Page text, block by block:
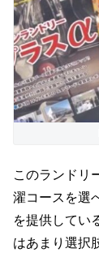
このランドリ
濯コースを選
を提供してい
はあまり選択